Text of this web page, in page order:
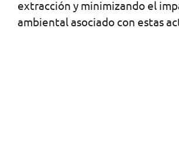
extracción y minimizando el
ambiental asociado con estas